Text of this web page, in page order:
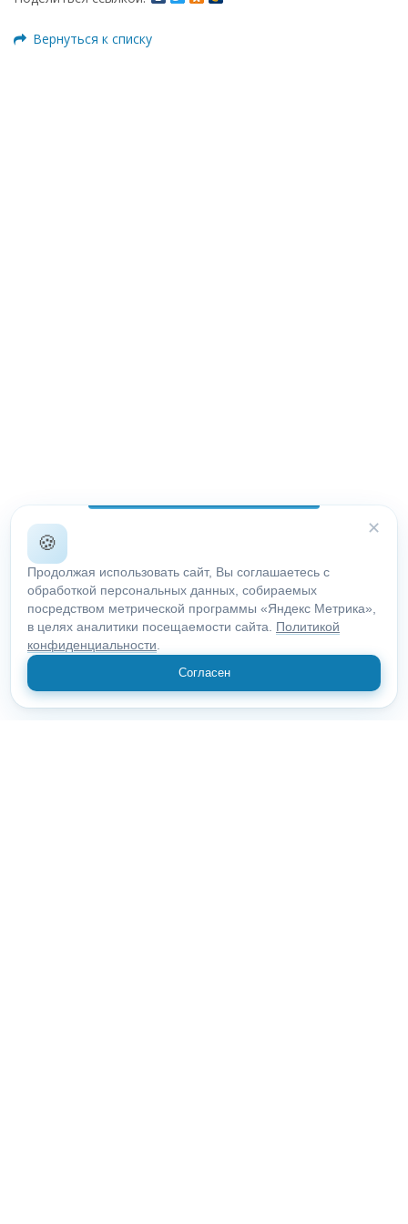
Вернуться к списку
✕
🍪
Продолжая использовать сайт, Вы соглашаетесь с
обработкой персональных данных, собираемых
посредством метрической программы «Яндекс Метрика»,
в целях аналитики посещаемости сайта. Политикой
конфиденциальности.
Согласен